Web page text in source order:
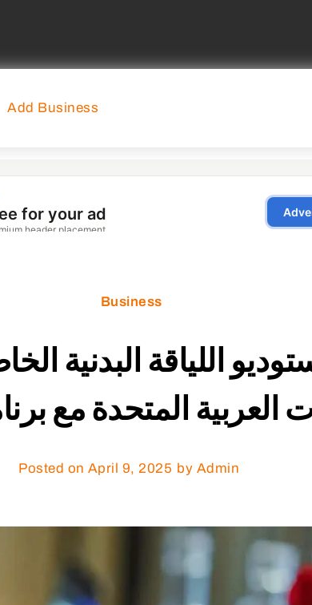
Add Business
Business
اللياقة البدنية
العربية المتحدة مع
Posted on April 9, 2025 by Admin